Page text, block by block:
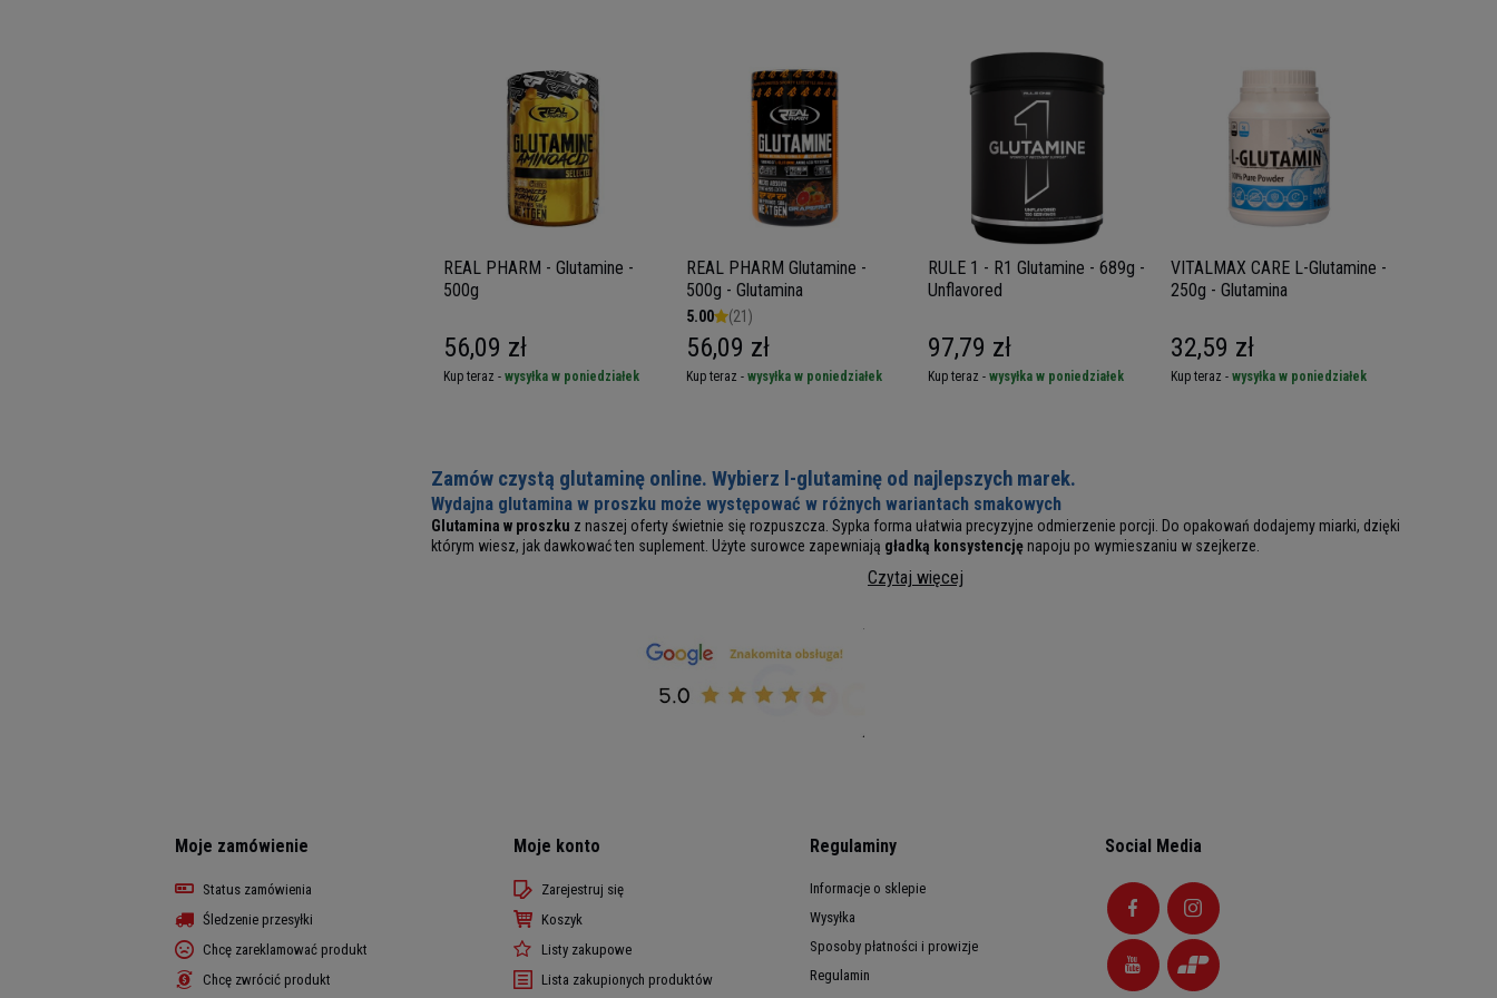
REAL PHARM - Glutamine -
500g
56,09 zł
Kup teraz - wysyłka w poniedziałek
REAL PHARM Glutamine -
500g - Glutamina
5.00 (21)
56,09 zł
Kup teraz - wysyłka w poniedziałek
RULE 1 - R1 Glutamine - 689g -
Unflavored
97,79 zł
Kup teraz - wysyłka w poniedziałek
VITALMAX CARE L-Glutamine -
250g - Glutamina
32,59 zł
Kup teraz - wysyłka w poniedziałek
Zamów czystą glutaminę online. Wybierz l-glutaminę od najlepszych marek.
Wydajna glutamina w proszku może występować w różnych wariantach smakowych
Glutamina w proszku z naszej oferty świetnie się rozpuszcza. Sypka forma ułatwia precyzyjne odmierzenie porcji. Do opakowań dodajemy miarki, dzięki
którym wiesz, jak dawkować ten suplement. Użyte surowce zapewniają gładką konsystencję napoju po wymieszaniu w szejkerze.
Czytaj więcej
Moje zamówienie
Status zamówienia
Śledzenie przesyłki
Chcę zareklamować produkt
Chcę zwrócić produkt
Moje konto
Zarejestruj się
Koszyk
Listy zakupowe
Lista zakupionych produktów
Regulaminy
Informacje o sklepie
Wysyłka
Sposoby płatności i prowizje
Regulamin
Social Media